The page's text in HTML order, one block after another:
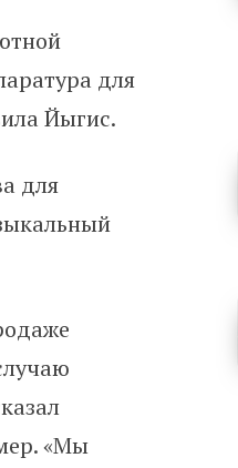
для
Йыгис.
для
«Мы